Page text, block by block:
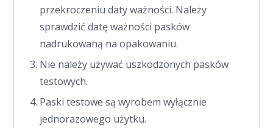
przekroczeniu daty ważności. Należy
sprawdzić datę ważności pasków
nadrukowaną na opakowaniu.
Nie należy używać uszkodzonych pasków
testowych.
Paski testowe są wyrobem wyłącznie
jednorazowego użytku.